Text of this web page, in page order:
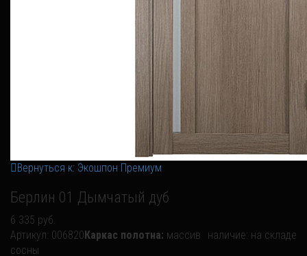
Вернуться к: Экошпон Премиум
Берлин 01 Дымчатый дуб
6 335 руб.
наличие: на складе
Артикул: 006820Каркас полотна: массив
сосны